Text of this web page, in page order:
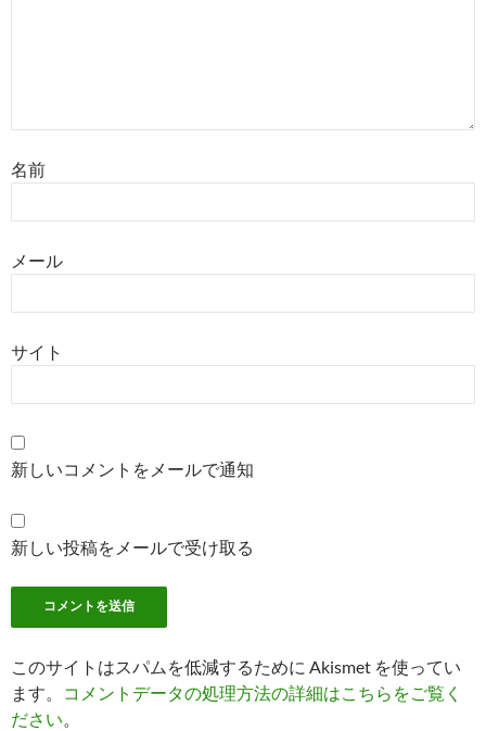
名前
メール
サイト
新しいコメントをメールで通知
新しい投稿をメールで受け取る
このサイトはスパムを低減するために Akismet を使ってい
ます。
コメントデータの処理方法の詳細はこちらをご覧く
ださい。